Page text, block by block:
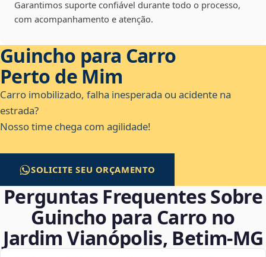
Garantimos suporte confiável durante todo o processo,
com acompanhamento e atenção.
Guincho para Carro
Perto de Mim
Carro imobilizado, falha inesperada ou acidente na
estrada?
Nosso time chega com agilidade!
SOLICITE SEU ORÇAMENTO
Perguntas Frequentes Sobre
Guincho para Carro no
Jardim Vianópolis, Betim‑MG